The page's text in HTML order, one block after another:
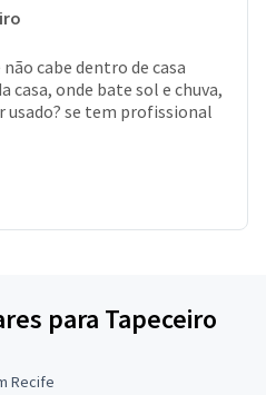
cabe dentro de casa
casa, onde bate sol e chuva,
se tem profissional
para Tapeceiro
Recife